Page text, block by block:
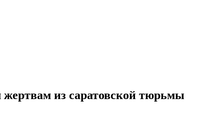
из саратовской тюрьмы